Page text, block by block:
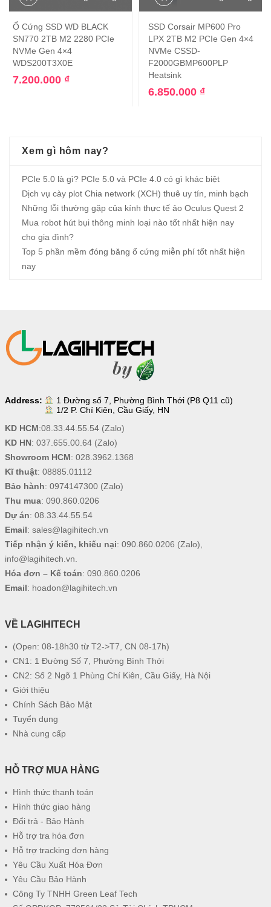
Ổ Cứng SSD WD BLACK
SN770 2TB M2 2280 PCIe
NVMe Gen 4×4
WDS200T3X0E
7.200.000 ₫
SSD Corsair MP600 Pro
LPX 2TB M2 PCIe Gen 4×4
NVMe ‎CSSD-
F2000GBMP600PLP
Heatsink
6.850.000 ₫
Xem gì hôm nay?
PCIe 5.0 là gì? PCIe 5.0 và PCIe 4.0 có gì khác biệt
Dịch vụ cày plot Chia network (XCH) thuê uy tín, minh bạch
Những lỗi thường gặp của kính thực tế ảo Oculus Quest 2
Mua robot hút bụi thông minh loại nào tốt nhất hiện nay
cho gia đình?
Top 5 phần mềm đóng băng ổ cứng miễn phí tốt nhất hiện
nay
Address:
1 Đường số 7, Phường Bình Thới (P8 Q11 cũ)
1/2 P. Chí Kiên, Cầu Giấy, HN
KD HCM:08.33.44.55.54(Zalo)
KD HN: 037.655.00.64(Zalo)
Showroom HCM: 028.3962.1368
Kĩ thuật: 08885.01112
Bảo hành: 0974147300(Zalo)
Thu mua: 090.860.0206
Dự án: 08.33.44.55.54
Email: sales@lagihitech.vn
Tiếp nhận ý kiến, khiếu nại: 090.860.0206 (Zalo),
info@lagihitech.vn
Hóa đơn – Kế toán: 090.860.0206
Email: hoadon@lagihitech.vn
VỀ LAGIHITECH
(Open: 08-18h30 từ T2->T7, CN 08-17h)
CN1: 1 Đường Số 7, Phường Bình Thới
CN2: Số 2 Ngõ 1 Phùng Chí Kiên, Cầu Giấy, Hà Nội
Giới thiệu
Chính Sách Bảo Mật
Tuyển dụng
Nhà cung cấp
HỖ TRỢ MUA HÀNG
Hình thức thanh toán
Hình thức giao hàng
Đổi trả - Bảo Hành
Hỗ trợ tra hóa đơn
Hỗ trợ tracking đơn hàng
Yêu Cầu Xuất Hóa Đơn
Yêu Cầu Bảo Hành
Công Ty TNHH Green Leaf Tech